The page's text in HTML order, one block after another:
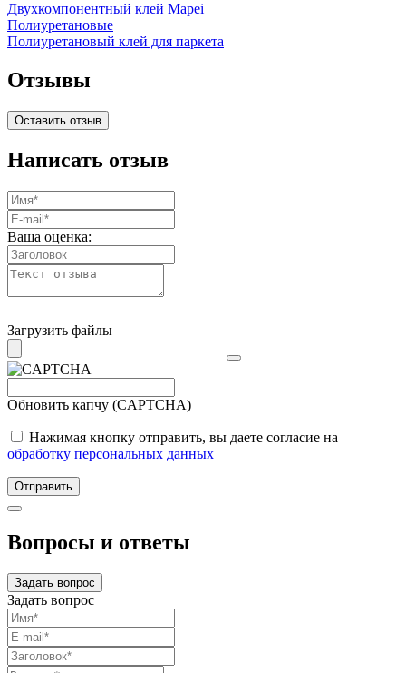
Двухкомпонентный клей Mapei
Полиуретановые
Полиуретановый клей для паркета
Отзывы
Оставить отзыв
Написать отзыв
Ваша оценка:
Загрузить файлы
Обновить капчу (CAPTCHA)
Нажимая кнопку отправить, вы даете согласие на
обработку персональных данных
Отправить
Вопросы и ответы
Задать вопрос
Задать вопрос